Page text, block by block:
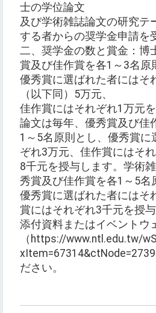
士の学位論文
及び学術雑誌論文の研究テ
する者からの奨学金申請を
二、奨学金の数と賞金：博
賞及び佳作賞を各1～3名原
優秀賞に選ばれた者にはそ
（以下同）5万元、
佳作賞にはそれぞれ1万元
論文は毎年、優秀賞及び佳
1～5名原則とし、優秀賞に
ぞれ3万元、佳作賞にはそ
8千元を授与します。学術
秀賞及び佳作賞を各1～5名
優秀賞に選ばれた者にはそ
賞にはそれぞれ3千元を授
添付資料またはイベントウ
（https://www.ntl.edu.tw/
ださい。